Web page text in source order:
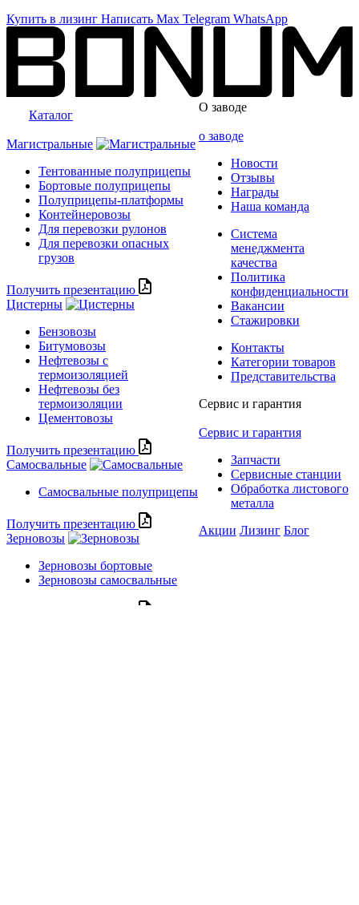
Купить в лизинг Написать Max Telegram WhatsApp
Каталог
Магистральные
Тентованные полуприцепы
Бортовые полуприцепы
Полуприцепы-платформы
Контейнеровозы
Для перевозки рулонов
Для перевозки опасных
грузов
Получить презентацию
Цистерны
Бензовозы
Битумовозы
Нефтевозы с
термоизоляцией
Нефтевозы без
термоизоляции
Цементовозы
Получить презентацию
Самосвальные
Самосвальные полуприцепы
Получить презентацию
Зерновозы
Зерновозы бортовые
Зерновозы самосвальные
О заводе
о заводе
Новости
Отзывы
Награды
Наша команда
Система
менеджмента
качества
Политика
конфиденциальности
Вакансии
Стажировки
Контакты
Категории товаров
Представительства
Сервис и гарантия
Сервис и гарантия
Запчасти
Сервисные станции
Обработка листового
металла
Акции Лизинг Блог